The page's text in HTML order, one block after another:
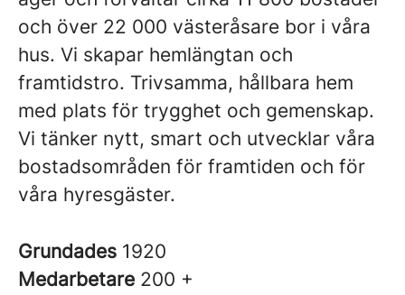
och över 22 000 västeråsare bor i våra
hus. Vi skapar hemlängtan och
framtidstro. Trivsamma, hållbara hem
med plats för trygghet och gemenskap.
Vi tänker nytt, smart och utvecklar våra
bostadsområden för framtiden och för
våra hyresgäster.
Grundades 1920
Medarbetare 200 +